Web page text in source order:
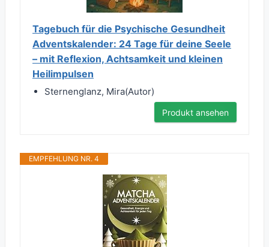
Tagebuch für die Psychische Gesundheit
Adventskalender: 24 Tage für deine Seele
– mit Reflexion, Achtsamkeit und kleinen
Heilimpulsen
Sternenglanz, Mira(Autor)
Produkt ansehen
EMPFEHLUNG NR. 4